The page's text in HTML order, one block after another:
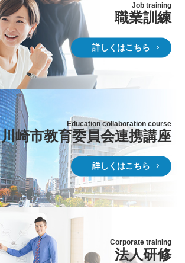
Job training
職業訓練
詳しくはこちら
Education collaboration course
川崎市教育委員会連携講座
詳しくはこちら
Corporate training
法人研修